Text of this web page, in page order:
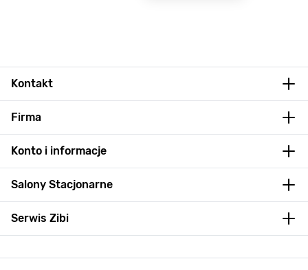
Kontakt
Firma
Konto i informacje
Salony Stacjonarne
Serwis Zibi